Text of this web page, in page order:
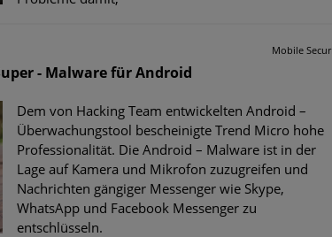
Mobile
- Malware für Android
Dem von Hacking Team entwickelten Android –
Überwachungstool bescheinigte Trend Micro hohe
Professionalität. Die Android – Malware ist in der
Lage auf Kamera und Mikrofon zuzugreifen und
Nachrichten gängiger Messenger wie Skype,
WhatsApp und Facebook Messenger zu
entschlüsseln.